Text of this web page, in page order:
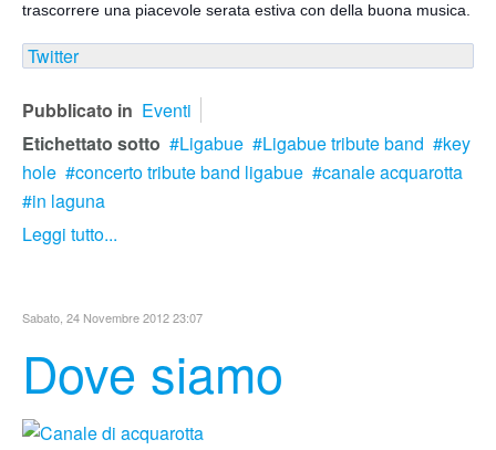
trascorrere una piacevole serata estiva con della buona musica.
Twitter
Pubblicato in Eventi
Etichettato sotto
Ligabue Ligabue tribute band
key
hole
concerto tribute band ligabue
canale acquarotta
in laguna
Leggi tutto...
Sabato, 24 Novembre 2012 23:07
Dove siamo